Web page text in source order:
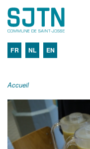
FR NL EN
Accueil